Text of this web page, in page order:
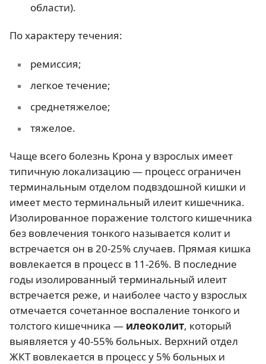
области).
По характеру течения:
ремиссия;
легкое течение;
среднетяжелое;
тяжелое.
Чаще всего болезнь Крона у взрослых имеет
типичную локализацию — процесс ограничен
терминальным отделом подвздошной кишки и
имеет место терминальный илеит кишечника.
Изолированное поражение толстого кишечника
без вовлечения тонкого называется колит и
встречается он в 20-25% случаев. Прямая кишка
вовлекается в процесс в 11-26%. В последние
годы изолированный терминальный илеит
встречается реже, и наиболее часто у взрослых
отмечается сочетанное воспаление тонкого и
толстого кишечника — илеоколит, который
выявляется у 40-55% больных. Верхний отдел
ЖКТ вовлекается в процесс у 5% больных и